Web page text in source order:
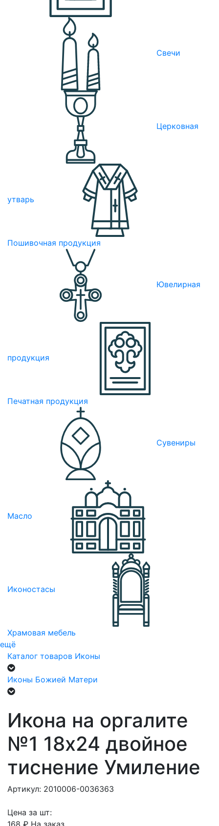
Свечи
Церковная
утварь
Пошивочная продукция
Ювелирная
продукция
Печатная продукция
Сувениры
Масло
Иконостасы
Храмовая мебель
ещё
Каталог товаров Иконы
Иконы Божией Матери
Икона на оргалите
№1 18х24 двойное
тиснение Умиление
Артикул: 2010006-0036363
Цена за шт:
168 ₽ На заказ